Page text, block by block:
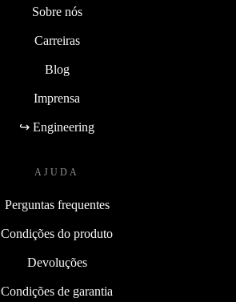
Sobre nós
Carreiras
Blog
Imprensa
↪ Engineering
AJUDA
Perguntas frequentes
Condições do produto
Devoluções
Condições de garantia